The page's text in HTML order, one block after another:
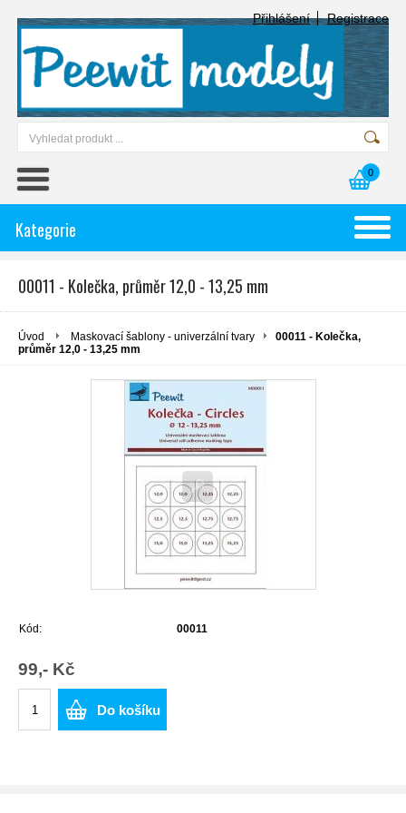
Přihlášení Registrace
0
Kategorie
00011 - Kolečka, průměr 12,0 - 13,25 mm
Úvod Maskovací šablony - univerzální tvary
00011 - Kolečka,
průměr 12,0 - 13,25 mm
Kód: 00011
99,- Kč
Do košíku